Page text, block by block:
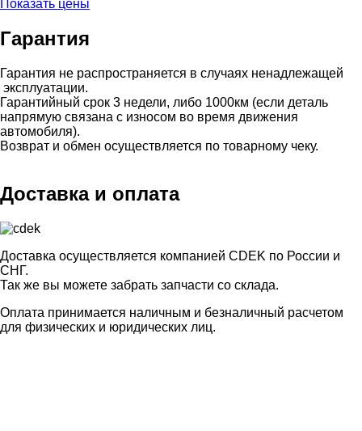
Показать цены
Гарантия
Гарантия не распространяется в случаях ненадлежащей
эксплуатации.
Гарантийный срок 3 недели, либо 1000км (если деталь
напрямую связана с износом во время движения
автомобиля).
Возврат и обмен осуществляется по товарному чеку.
Доставка и оплата
Доставка осуществляется компанией CDEK по России и
СНГ.
Так же вы можете забрать запчасти со склада.
Оплата принимается наличным и безналичный расчетом
для физических и юридических лиц.